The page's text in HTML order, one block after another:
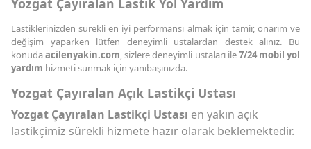
Lastiklerinizden sürekli en iyi performansı almak için tamir, onarım ve
değişim yaparken lütfen deneyimli ustalardan destek alınız. Bu
konudaacilenyakin.com , sizlere deneyimli ustaları ile7/24 mobil yol
yardım hizmeti sunmak için yanıbaşınızda.
Yozgat Çayıralan Açık Lastikçi Ustası
Yozgat Çayıralan Lastikçi Ustası en yakın açık
lastikçimiz sürekli hizmete hazır olarak beklemektedir.